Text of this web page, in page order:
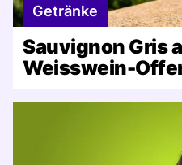
Getränke
Sauvignon Gris
Weisswein-